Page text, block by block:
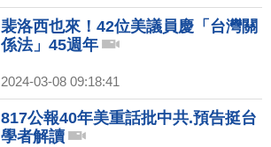
裴洛西也來！42位美議員慶「台灣關
係法」45週年
2024-03-08 09:18:41
817公報40年美重話批中共.預告挺台
學者解讀